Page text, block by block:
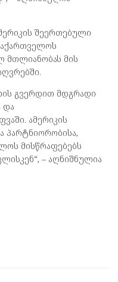
შეერთებული
მთლიანობას მის
გვერდით მდგრადი
და
ამერიკის
პარტნიორობისა,
მისწრაფებებს
– აღნიშნულია